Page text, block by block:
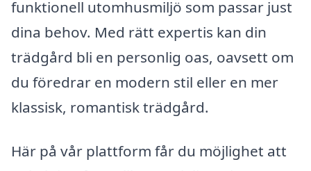
funktionell utomhusmiljö som passar just
dina behov. Med rätt expertis kan din
trädgård bli en personlig oas, oavsett om
du föredrar en modern stil eller en mer
klassisk, romantisk trädgård.
Här på vår plattform får du möjlighet att